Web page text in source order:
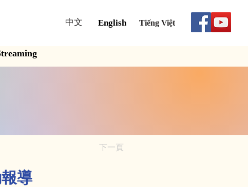
中文 English Tiếng Việt
下一頁
導